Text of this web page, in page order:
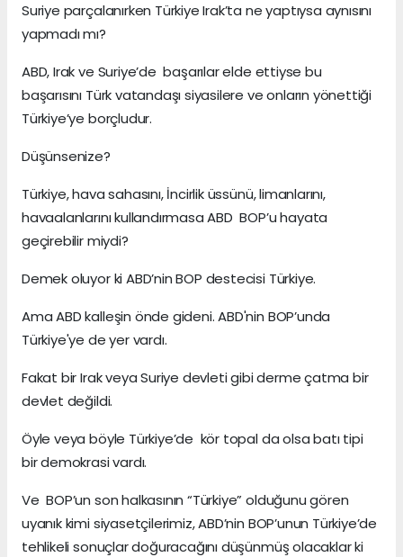
Suriye parçalanırken Türkiye Irak’ta ne yaptıysa aynısını
yapmadı mı?
ABD, Irak ve Suriye’de başarılar elde ettiyse bu
başarısını Türk vatandaşı siyasilere ve onların yönettiği
Türkiye’ye borçludur.
Düşünsenize?
Türkiye, hava sahasını, İncirlik üssünü, limanlarını,
havaalanlarını kullandırmasa ABD BOP’u hayata
geçirebilir miydi?
Demek oluyor ki ABD’nin BOP destecisi Türkiye.
Ama ABD kalleşin önde gideni. ABD'nin BOP’unda
Türkiye'ye de yer vardı.
Fakat bir Irak veya Suriye devleti gibi derme çatma bir
devlet değildi.
Öyle veya böyle Türkiye’de kör topal da olsa batı tipi
bir demokrasi vardı.
Ve BOP’un son halkasının “Türkiye” olduğunu gören
uyanık kimi siyasetçilerimiz, ABD’nin BOP’unun Türkiye’de
tehlikeli sonuçlar doğuracağını düşünmüş olacaklar ki